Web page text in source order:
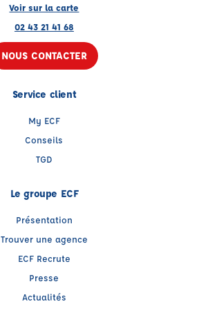
Voir sur la carte
02 43 21 41 68
NOUS CONTACTER
Service client
My ECF
Conseils
TGD
Le groupe ECF
Présentation
Trouver une agence
ECF Recrute
Presse
Actualités